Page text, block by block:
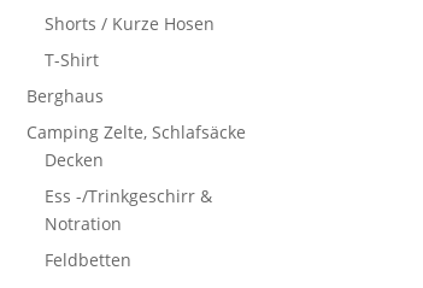
Shorts / Kurze Hosen
T-Shirt
Berghaus
Camping Zelte, Schlafsäcke
Decken
Ess -/Trinkgeschirr &
Notration
Feldbetten